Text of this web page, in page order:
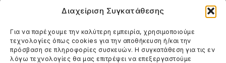
Διαχείριση Συγκατάθεσης
Για να παρέχουμε την καλύτερη εμπειρία, χρησιμοποιούμε
τεχνολογίες όπως cookies για την αποθήκευση ή/και την
πρόσβαση σε πληροφορίες συσκευών. Η συγκατάθεση για τις εν
λόγω τεχνολογίες θα μας επιτρέψει να επεξεργαστούμε
Πολιτική Cookies (ΕΕ)